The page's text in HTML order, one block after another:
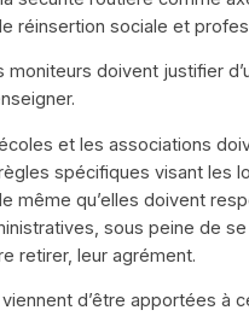
réinsertion sociale et
moniteurs doivent justifier
et les associations
spécifiques visant les
même qu’elles doivent
sous peine de
retirer, leur agrément.
d’être apportées à